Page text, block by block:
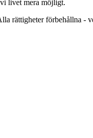
livet mera möjligt.
rättigheter förbehållna -